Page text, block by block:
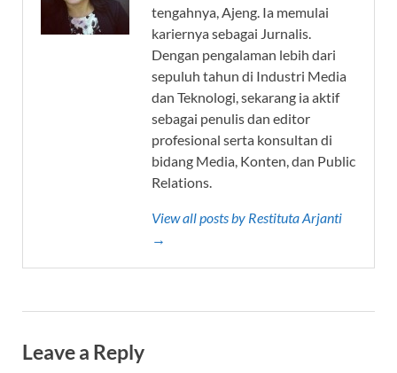
tengahnya, Ajeng. Ia memulai
kariernya sebagai Jurnalis.
Dengan pengalaman lebih dari
sepuluh tahun di Industri Media
dan Teknologi, sekarang ia aktif
sebagai penulis dan editor
profesional serta konsultan di
bidang Media, Konten, dan Public
Relations.
View all posts by Restituta Arjanti
→
Leave a Reply